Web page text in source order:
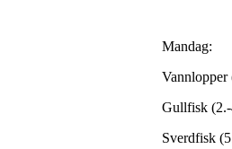
Mandag:
Vannlopper
Gullfisk (2.-
Sverdfisk